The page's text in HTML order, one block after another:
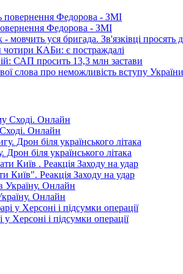
Федорова - ЗМІ
мовчить уся бригада. Зв'язківці просять
КАБи: є постраждалі
САП просить 13,3 млн застави
слова про неможливість вступу
Онлайн
біля українського літака
Київ". Реакція Заходу на удар
Онлайн
Херсоні і підсумки операції